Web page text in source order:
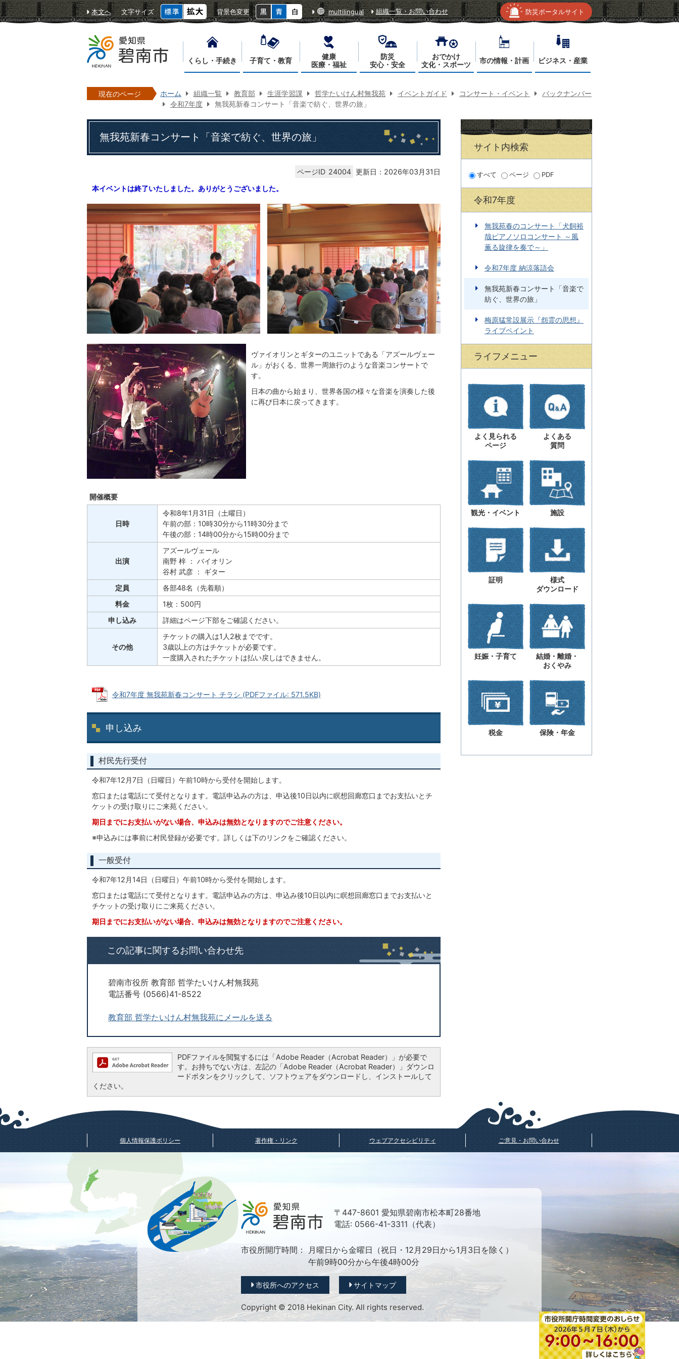
本文へ 文字サイズ 背景色変更 multilingual 組織一覧・お問い合わせ 防災ポータルサイト
くらし・手続き 子育て・教育
健康
医療・福祉
防災
安心・安全
おでかけ
文化・スポーツ
市の情報・計画 ビジネス・産業
現在のページ ホーム 組織一覧 教育部 生涯学習課 哲学たいけん村無我苑 イベントガイド コンサート・イベント
バックナンバー
令和7年度
無我苑新春コンサート「音楽で紡ぐ、世界の旅」
無我苑新春コンサート「音楽で紡ぐ、世界の旅」
ページID 24004 更新日：2026年03月31日
本イベントは終了いたしました。ありがとうございました。
ヴァイオリンとギターのユニットである「アズールヴェー
ル」がおくる、世界一周旅行のような音楽コンサートで
す。
日本の曲から始まり、世界各国の様々な音楽を演奏した後
に再び日本に戻ってきます。
開催概要
日時
令和8年1月31日（土曜日）
午前の部：10時30分から11時30分まで
午後の部：14時00分から15時00分まで
出演
アズールヴェール
南野 梓 ： バイオリン
谷村 武彦 ： ギター
定員
各部48名（先着順）
料金
1枚：500円
申し込み
詳細はページ下部をご確認ください。
その他
チケットの購入は1人2枚までです。
3歳以上の方はチケットが必要です。
一度購入されたチケットは払い戻しはできません。
令和7年度 無我苑新春コンサート チラシ (PDFファイル: 571.5KB)
申し込み
村民先行受付
令和7年12月7日（日曜日）午前10時から受付を開始します。
窓口または電話にて受付となります。電話申込みの方は、申込後10日以内に瞑想回廊窓口までお支払いとチ
ケットの受け取りにご来苑ください。
期日までにお支払いがない場合、申込みは無効となりますのでご注意ください。
※申込みには事前に村民登録が必要です。詳しくは下のリンクをご確認ください。
一般受付
令和7年12月14日（日曜日）午前10時から受付を開始します。
窓口または電話にて受付となります。電話申込みの方は、申込み後10日以内に瞑想回廊窓口までお支払いと
チケットの受け取りにご来苑ください。
期日までにお支払いがない場合、申込みは無効となりますのでご注意ください。
この記事に関するお問い合わせ先
碧南市役所 教育部 哲学たいけん村無我苑
電話番号 (0566)41-8522
教育部 哲学たいけん村無我苑にメールを送る
PDFファイルを閲覧するには「Adobe Reader（Acrobat Reader）」が必要で
す。お持ちでない方は、左記の「Adobe Reader（Acrobat Reader）」ダウンロ
ードボタンをクリックして、ソフトウェアをダウンロードし、インストールして
ください。
サイト内検索
すべて ページ PDF
令和7年度
無我苑春のコンサート「犬飼裕
哉ピアノソロコンサート ～風
薫る旋律を奏で～」
令和7年度 納涼落語会
無我苑新春コンサート「音楽で
紡ぐ、世界の旅」
梅原猛常設展示『怨霊の思想』
ライブペイント
ライフメニュー
よく見られる
ページ
よくある
質問
観光・イベント 施設
証明
様式
ダウンロード
妊娠・子育て
結婚・離婚・
おくやみ
税金 保険・年金
個人情報保護ポリシー 著作権・リンク ウェブアクセシビリティ ご意見・お問い合わせ
〒447-8601 愛知県碧南市松本町28番地
電話: 0566-41-3311（代表）
市役所開庁時間：
月曜日から金曜日（祝日・12月29日から1月3日を除く）
午前9時00分から午後4時00分
市役所へのアクセス サイトマップ
Copyright © 2018 Hekinan City. All rights reserved.